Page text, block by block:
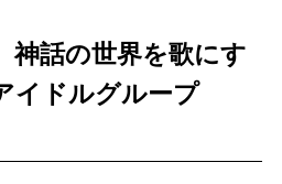
音楽特化メディア
話の世界を歌にす
イドルグループ